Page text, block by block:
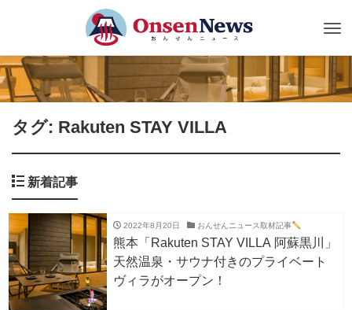
タグ: Rakuten STAY VILLA
新着記事
2022年8月20日 おんせんニュース取材記事
熊本「Rakuten STAY VILLA 阿蘇黒川」
天然温泉・サウナ付きのプライベート
ヴィラがオープン！